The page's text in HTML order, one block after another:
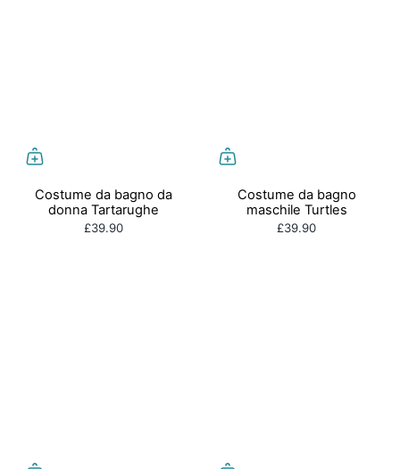
Costume da bagno da
donna Tartarughe
£39.90
Costume da bagno
maschile Turtles
£39.90